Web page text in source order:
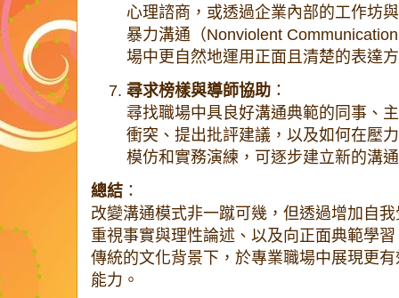
心理諮商，或透過企業內部的工作坊
暴力溝通（Nonviolent
場中更自然地運用正面且清楚的表達
尋求榜樣與導師協助 ：
尋找職場中具良好溝通典範的同事、
衝突、提出批評建議，以及如何在壓
模仿和實務演練，可逐步建立新的溝
總結 ：
改變溝通模式非一蹴可幾，但透過增加自
重視事實與理性論述、以及向正面典範學
傳統的文化背景下，於專業職場中展現更
能力。